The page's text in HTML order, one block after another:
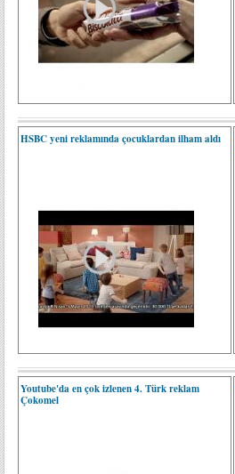
HSBC yeni reklamında çocuklardan ilham aldı
Youtube'da en çok izlenen 4. Türk reklam
Çokomel